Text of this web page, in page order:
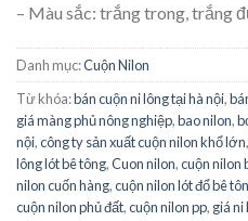
– Màu sắc: trắng trong, trắng
Danh mục:Cuộn Nilon
Từ khóa:bán cuộn ni lông tại hà nội,
giá màng phủ nông nghiệp,bao nilon,
nội,công ty sản xuất cuộn nilon khổ lớn,
lông lót bê tông,Cuon nilon,cuộn nilon
nilon cuốn hàng,cuộn nilon lót đổ bê
cuộn nilon phủ đất,cuộn nilon pp, giá ni